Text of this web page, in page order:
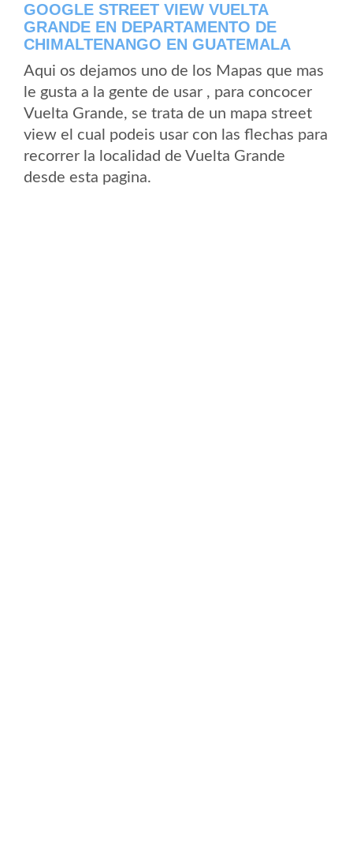
GOOGLE STREET VIEW VUELTA
GRANDE EN DEPARTAMENTO DE
CHIMALTENANGO EN GUATEMALA
Aqui os dejamos uno de los Mapas que mas
le gusta a la gente de usar , para concocer
Vuelta Grande, se trata de un mapa street
view el cual podeis usar con las flechas para
recorrer la localidad de Vuelta Grande
desde esta pagina.